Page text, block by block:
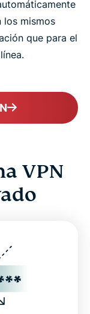
los mismos
que para el
VPN